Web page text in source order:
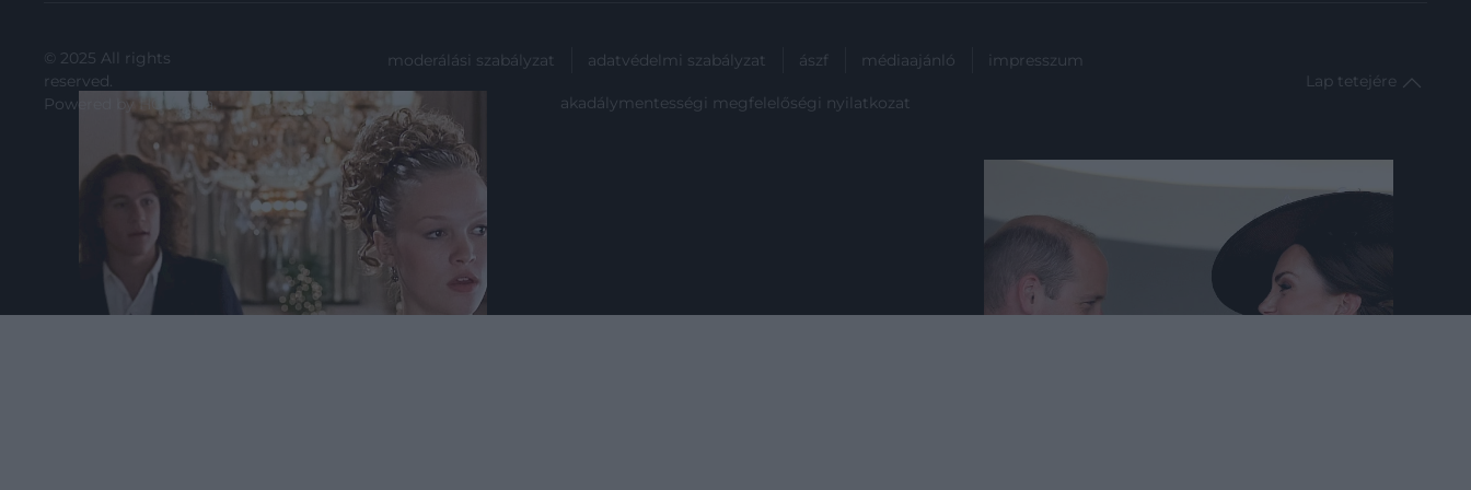
© 2025 All rights
reserved.
Powered by HG Media.
moderálási szabályzat adatvédelmi szabályzat ászf médiaajánló impresszum
akadálymentességi megfelelőségi nyilatkozat
Lap tetejére